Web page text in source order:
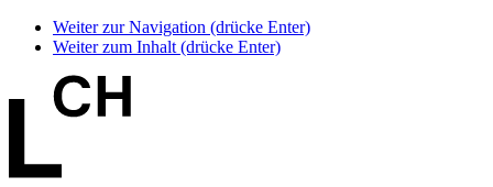
Weiter zur Navigation (drücke Enter)
Weiter zum Inhalt (drücke Enter)